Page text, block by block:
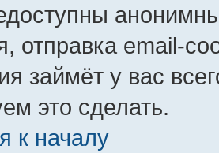
отправка email-
займёт у вас
это сделать.
к началу